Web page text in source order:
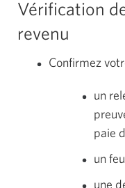
Vérification
revenu
Confirmez
un
paie
un
une